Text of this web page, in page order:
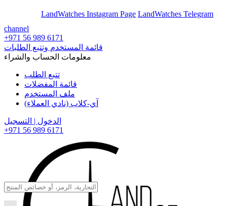
LandWatches Instagram Page LandWatches Telegram
channel
+971 56 989 6171
قائمة المستخدم وتتبع الطلبات
معلومات الحساب والشراء
تتبع الطلب
قائمة المفضلات
ملف المستخدم
آي-كلاب (نادي العملاء)
الدخول | التسجيل
+971 56 989 6171